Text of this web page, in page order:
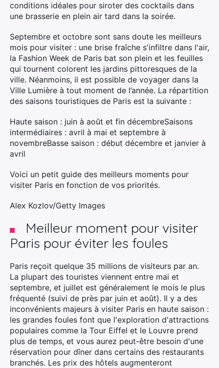
conditions idéales pour siroter des cocktails dans
une brasserie en plein air tard dans la soirée.
Septembre et octobre sont sans doute les meilleurs
mois pour visiter : une brise fraîche s'infiltre dans l'air,
la Fashion Week de Paris bat son plein et les feuilles
qui tournent colorent les jardins pittoresques de la
ville. Néanmoins, il est possible de voyager dans la
Ville Lumière à tout moment de l’année. La répartition
des saisons touristiques de Paris est la suivante :
Haute saison : juin à août et fin décembreSaisons
intermédiaires : avril à mai et septembre à
novembreBasse saison : début décembre et janvier à
avril
Voici un petit guide des meilleurs moments pour
visiter Paris en fonction de vos priorités.
Alex Kozlov/Getty Images
Meilleur moment pour visiter
Paris pour éviter les foules
Paris reçoit quelque 35 millions de visiteurs par an.
La plupart des touristes viennent entre mai et
septembre, et juillet est généralement le mois le plus
fréquenté (suivi de près par juin et août). Il y a des
inconvénients majeurs à visiter Paris en haute saison :
les grandes foules font que l'exploration d'attractions
populaires comme la Tour Eiffel et le Louvre prend
plus de temps, et vous aurez peut-être besoin d'une
réservation pour dîner dans certains des restaurants
branchés. Les prix des hôtels augmenteront